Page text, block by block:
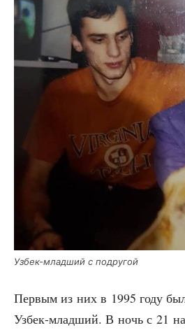
Узбек-млад­ший с подругой
Пер­вым из них в 1995 году
Узбек-млад­ший. В ночь с 21